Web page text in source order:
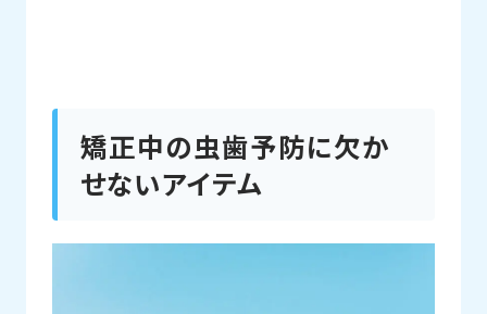
矯正中の虫歯予防に欠か
せないアイテム